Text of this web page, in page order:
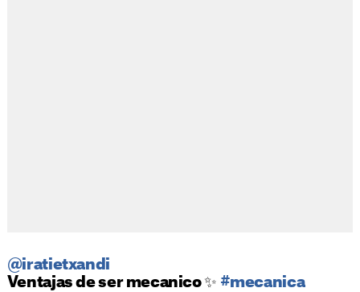
@iratietxandi
Ventajas de ser mecanico ✨ #mecanica